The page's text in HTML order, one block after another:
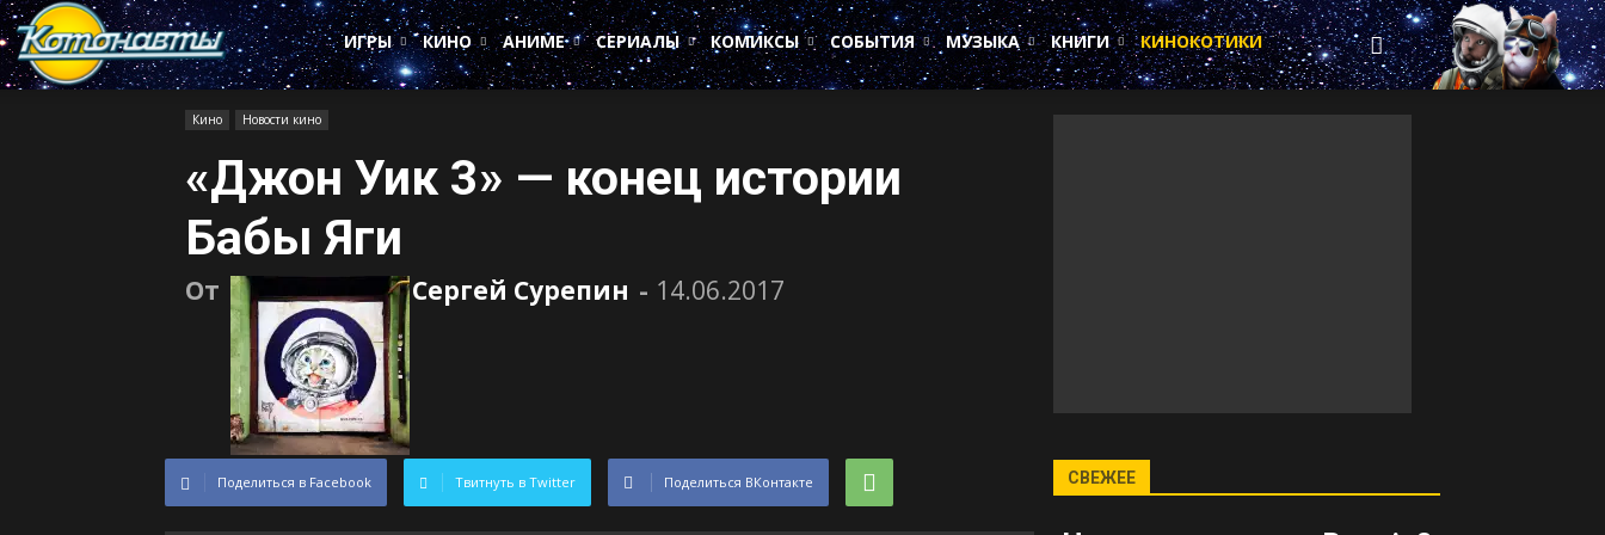
Котонавты
ИГРЫ
КИНО АНИМЕ СЕРИАЛЫ КОМИКСЫ СОБЫТИЯ МУЗЫКА КНИГИ КИНОКОТИКИ
Кино Новости кино
«Джон Уик 3» — конец истории
Бабы Яги
От Сергей Сурепин - 14.06.2017
Поделиться в Facebook Твитнуть в Twitter Поделиться ВКонтакте СВЕЖЕЕ